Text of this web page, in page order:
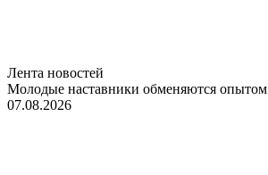
Лента новостей
Молодые наставники обменяются опытом
07.08.2026